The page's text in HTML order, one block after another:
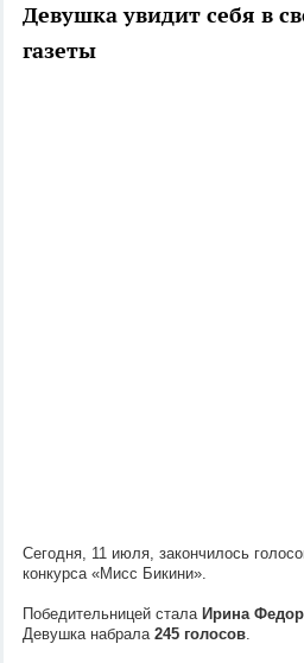
Девушка увидит себя в
газеты
Сегодня, 11 июля, закончилось
конкурса «Мисс Бикини».
Победительницей стала Ирина
Девушка набрала 245 голосов.